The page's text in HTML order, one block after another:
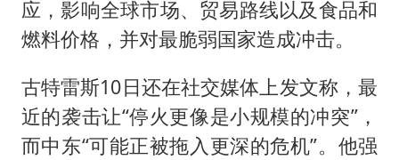
应，影响全球市场、贸易路线以及食品和
燃料价格，并对最脆弱国家造成冲击。
古特雷斯10日还在社交媒体上发文称，最
近的袭击让“停火更像是小规模的冲突”，
而中东“可能正被拖入更深的危机”。他强